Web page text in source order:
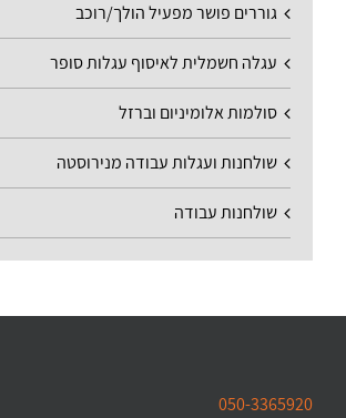
גוררים פושר מפעיל הולך/רוכב
עגלה חשמלית לאיסוף עגלות סופר
סולמות אלומיניום וברזל
שולחנות ועגלות עבודה מנירוסטה
שולחנות עבודה
050-3365920